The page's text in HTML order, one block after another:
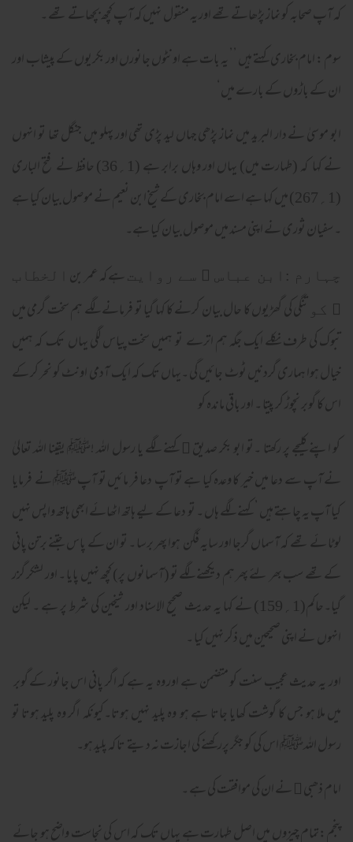
کہ آپ صحابہ کو نماز پڑھاتے تھے اور یہ منقول نہیں کہ آپ کچھ بچھاتے تھے ۔
سوم : امام بخاری کہتے ہیں ’’ یہ بات ہے اونٹوں جانورں اور بکریوں کے پیشاب اور
ان کے باڑوں کے بارے میں‘
ابو موسیٰ نے دار البرید میں نماز پڑھی جہاں لید پڑی تھی اور پہلو میں جنگل تھا تو انہوں
نے کہا کہ (طہارت میں) یہاں اور وہاں برابر ہے (1؍36) حافظ نے فتح الباری
(1؍267) میں کہا ہے اسے امام بخاری کے شیخ ابن نعیم نے موصول بیان کیا ہے
۔ سفیان ثوری نے اپنی مسند میں موصول بیان کیا ہے۔
چہارم :ابن عباس ﷜ سے روایت ہے کہ عمر بن الخطاب
تنگی کی گھڑیوں کا حال بیان کرنے کا کہا گیا تو فرمانے لگے ہم سخت گرمی میں
تبوک کی طرف نکلے ایک جگہ ہم اترے تو ہمیں سخت پیاس لگی یہاں تک کہ ہمیں
خیال ہوا ہماری گردنیں ٹوٹ جائیں گی ۔یہاں تک کہ ایک آدمی اونٹ کو نحر کر کے
اس کا گوبر نچوڑ کر پیتا ۔ اور باقی ماندہ کو
کو اپنے کلیجے پر رکھتا ۔تو ابو بکر صدیق ﷜ کہنے لگے یا رسول اللہ !ﷺ یقینا اللہ تعالیٰ
نے آپ سے دعا میں خیر کا وعدہ کیا ہے تو آپ دعا فر مائیں تو آپ ﷺ نے فرمایا
کیا آپ یہ چاہتے ہیں ’ کہنے لگے ہاں ۔ تو دعا کے لیے ہاتھ اٹھائے ابھی ہاتھ واپس نہیں
لوٹا ئے تھے کہ آسماں گرجا اور سایہ فگن ہوا پھر برسا ۔ تو ان کے پاس جتنے برتن پانی
کے تھے سب بھر لئے پھر ہم دیکھنے لگے تو (آسمانوں پر) کچھ نہیں پایا ۔ اور لشکر گزر
گیا۔حاکم(1؍159) نے کہا یہ حدیث صحیح الاسناد اور شیخین کی شرط پر ہے ۔ لیکن
انہوں نے اپنی صحیحین میں ذکر نہیں کیا ۔
اور یہ حدیث عجیب سنت کو متضمن ہے اور وہ یہ ہے کہ اگر پانی اس جانور کے گوبر
میں ملا ہو جس کا گوشت کھایا جاتا ہے ہو وہ پلید نہیں ہوتا۔کیونکہ اگر وہ پلید ہوتا تو
رسول اللہﷺ اس کی کو جگر پررکھنے کی اجازت نہ دیتے تا کہ پلید ہو۔
امام ذھبی ﷫ نے ان کی موافقت کی ہے ۔
پنجم:تمام چیزوں میں اصل طہارت ہے یہاں تک کہ اس کی نجاست واضح ہو جائے